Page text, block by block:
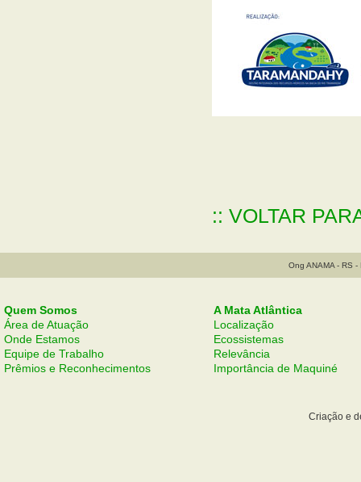
:: VOLTAR
Ong ANAMA - RS
Quem Somos
Área de Atuação
Onde Estamos
Equipe de Trabalho
Prêmios e Reconhecimentos
A Mata Atlântica
Localização
Ecossistemas
Relevância
Importância de Maquiné
Criação e